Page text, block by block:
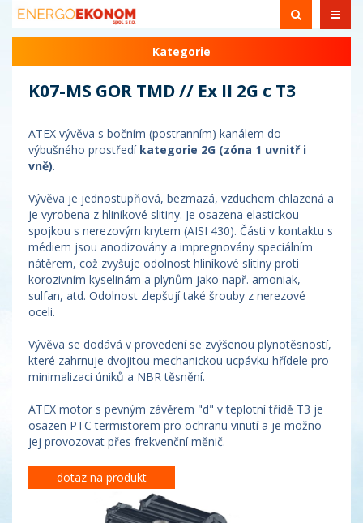
Kategorie
K07-MS GOR TMD // Ex II 2G c T3
ATEX vývěva s bočním (postranním) kanálem do
výbušného prostředí kategorie 2G (zóna 1 uvnitř i
vně).
Vývěva je jednostupňová, bezmazá, vzduchem chlazená a
je vyrobena z hliníkové slitiny. Je osazena elastickou
spojkou s nerezovým krytem (AISI 430). Části v kontaktu s
médiem jsou anodizovány a impregnovány speciálním
nátěrem, což zvyšuje odolnost hliníkové slitiny proti
korozivním kyselinám a plynům jako např. amoniak,
sulfan, atd. Odolnost zlepšují také šrouby z nerezové
oceli.
Vývěva se dodává v provedení se zvýšenou plynotěsností,
které zahrnuje dvojitou mechanickou ucpávku hřídele pro
minimalizaci úniků a NBR těsnění.
ATEX motor s pevným závěrem "d" v teplotní třídě T3 je
osazen PTC termistorem pro ochranu vinutí a je možno
jej provozovat přes frekvenční měnič.
dotaz na produkt